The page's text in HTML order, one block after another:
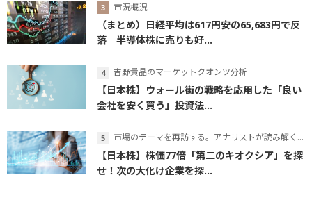
市況概況
（まとめ）日経平均は617円安の65,683円で反
落 半導体株に売りも好...
吉野貴晶のマーケットクオンツ分析
【日本株】ウォール街の戦略を応用した「良い
会社を安く買う」投資法...
市場のテーマを再訪する。アナリストが読み解くテーマの本質
【日本株】株価77倍「第二のキオクシア」を探
せ！次の大化け企業を探...